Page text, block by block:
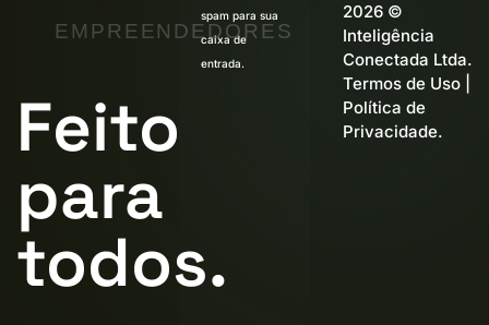
Feito
para
todos.
EMPREENDEDORES
spam para sua
caixa de
entrada.
2026 ©
Inteligência
Conectada Ltda.
Termos de Uso|
Política de
Privacidade.